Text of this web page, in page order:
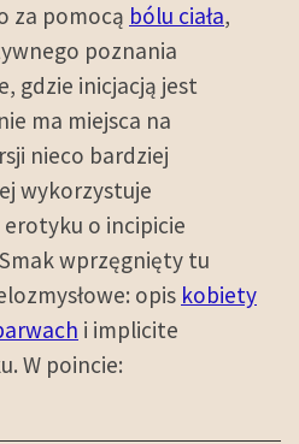
za pomocą bólu ciała,
poznania
gdzie inicjacją jest
ma miejsca na
nieco bardziej
wykorzystuje
o incipicie
wprzęgnięty tu
opis kobiety
i implicite
W poincie: